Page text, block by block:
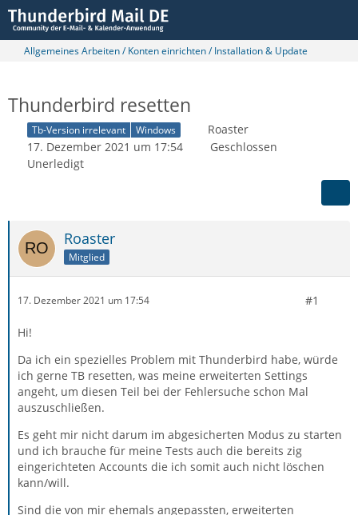
Allgemeines Arbeiten / Konten einrichten / Installation & Update
Thunderbird resetten
Tb-Version irrelevant Windows
Roaster
17. Dezember 2021 um 17:54
Geschlossen
Unerledigt
Roaster
Mitglied
17. Dezember 2021 um 17:54 #1
Hi!
Da ich ein spezielles Problem mit Thunderbird habe, würde
ich gerne TB resetten, was meine erweiterten Settings
angeht, um diesen Teil bei der Fehlersuche schon Mal
auszuschließen.
Es geht mir nicht darum im abgesicherten Modus zu starten
und ich brauche für meine Tests auch die bereits zig
eingerichteten Accounts die ich somit auch nicht löschen
kann/will.
Sind die von mir ehemals angepassten, erweiterten